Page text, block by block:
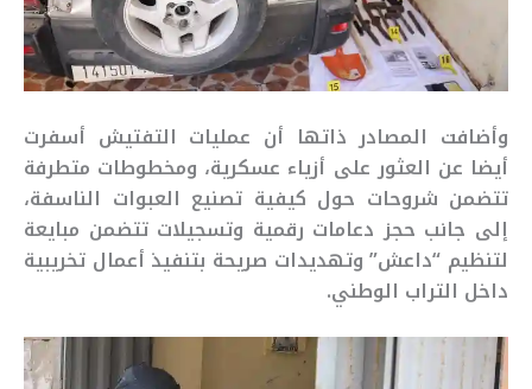
وأضافت المصادر ذاتها أن عمليات التفتيش أسفرت
أيضا عن العثور على أزياء عسكرية، ومخطوطات متطرفة
تتضمن شروحات حول كيفية تصنيع العبوات الناسفة،
إلى جانب حجز دعامات رقمية وتسجيلات تتضمن مبايعة
لتنظيم “داعش” وتهديدات صريحة بتنفيذ أعمال تخريبية
داخل التراب الوطني.